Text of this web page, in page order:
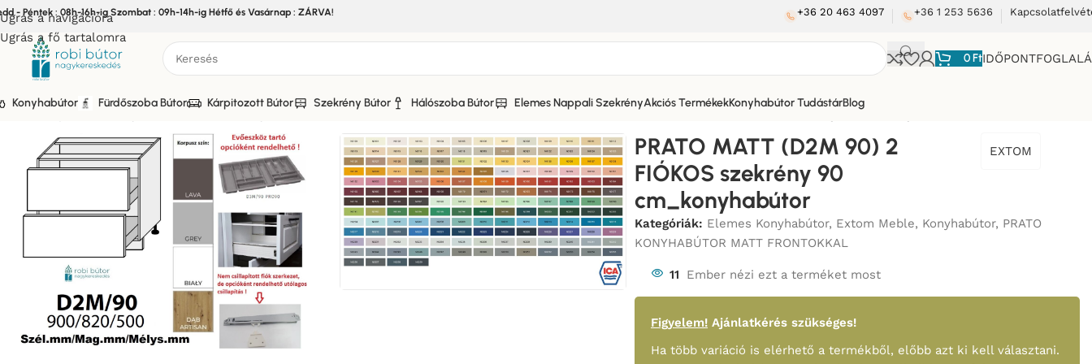
Ugrás a navigációra
Ugrás a fő tartalomra
- Péntek : 08h-16h-ig Szombat : 09h-14h-ig Hétfő és Vasárnap : ZÁRVA! +36 20 463 4097 +36 1 253 5636
0Ft
Konyhabútor Fürdőszoba Bútor Kárpitozott Bútor Szekrény Bútor Hálószoba Bútor Elemes Nappali SzekrényAkciós TermékekKonyhabútor TudástárBlog
Kezdőlap Elemes Konyhabútor PRATO KONYHABÚTOR MATT FRONTOKKAL / PRATO MATT (D2M 90) 2 FIÓKOS szekrény 90 cm_konyhabútor
PRATO MATT (D2M 90) 2
FIÓKOS szekrény 90
cm_konyhabútor
EXTOM
Kategóriák: Elemes Konyhabútor, Extom Meble, Konyhabútor, PRATO
KONYHABÚTOR MATT FRONTOKKAL
11 Ember nézi ezt a terméket most
Figyelem! Ajánlatkérés szükséges!
Ha több variáció is elérhető a termékből, előbb azt ki kell választani.